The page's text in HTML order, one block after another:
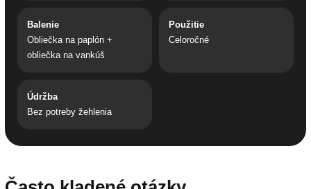
Balenie
Obliečka na paplón +
obliečka na vankúš
Použitie
Celoročné
Údržba
Bez potreby žehlenia